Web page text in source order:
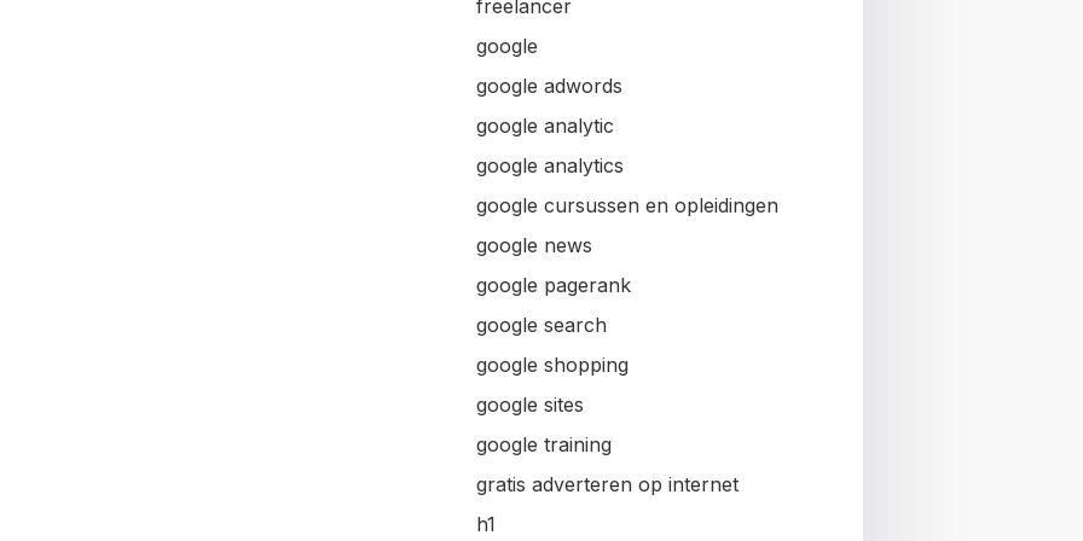
freelancer
google
google adwords
google analytic
google analytics
google cursussen en opleidingen
google news
google pagerank
google search
google shopping
google sites
google training
gratis adverteren op internet
h1